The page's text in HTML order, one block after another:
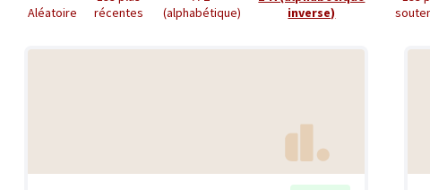
Aléatoire
récentes
(alphabétique)
inverse)